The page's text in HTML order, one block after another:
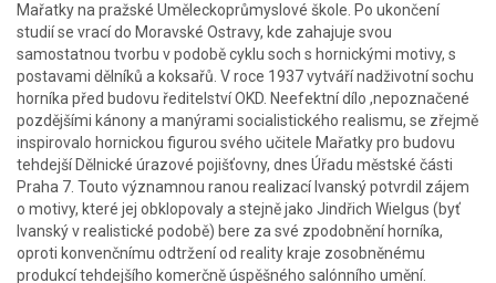
Mařatky na pražské Uměleckoprůmyslové škole. Po ukončení
studií se vrací do Moravské Ostravy, kde zahajuje svou
samostatnou tvorbu v podobě cyklu soch s hornickými motivy, s
postavami dělníků a koksařů. V roce 1937 vytváří nadživotní sochu
horníka před budovu ředitelství OKD. Neefektní dílo ,nepoznačené
pozdějšími kánony a manýrami socialistického realismu, se zřejmě
inspirovalo hornickou figurou svého učitele Mařatky pro budovu
tehdejší Dělnické úrazové pojišťovny, dnes Úřadu městské části
Praha 7. Touto významnou ranou realizací Ivanský potvrdil zájem
o motivy, které jej obklopovaly a stejně jako Jindřich Wielgus (byť
Ivanský v realistické podobě) bere za své zpodobnění horníka,
oproti konvenčnímu odtržení od reality kraje zosobněnému
produkcí tehdejšího komerčně úspěšného salónního umění.